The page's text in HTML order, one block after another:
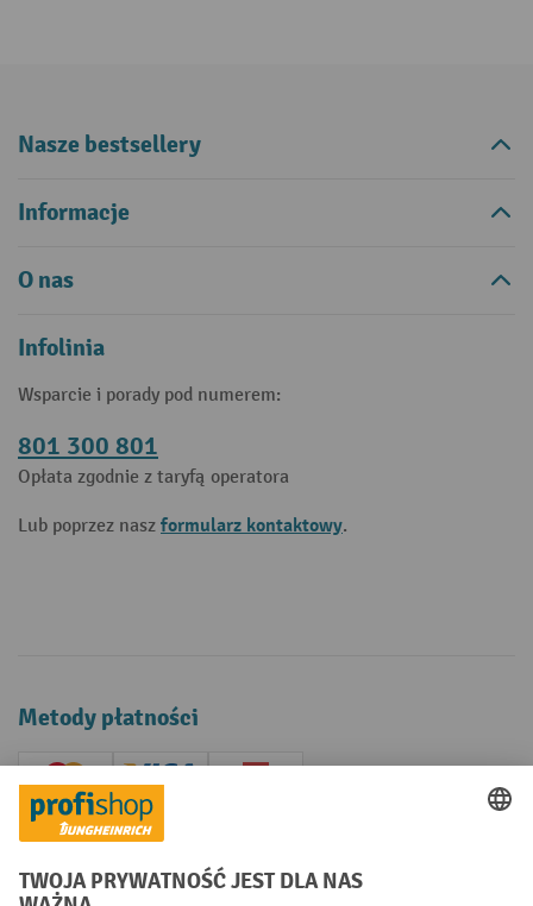
Nasze bestsellery
Informacje
O nas
Infolinia
Wsparcie i porady pod numerem:
801 300 801
Opłata zgodnie z taryfą operatora
Lub poprzez nasz formularz kontaktowy.
Metody płatności
Creditcard (Master)Creditcard (Visa)
Factura Przedpłata